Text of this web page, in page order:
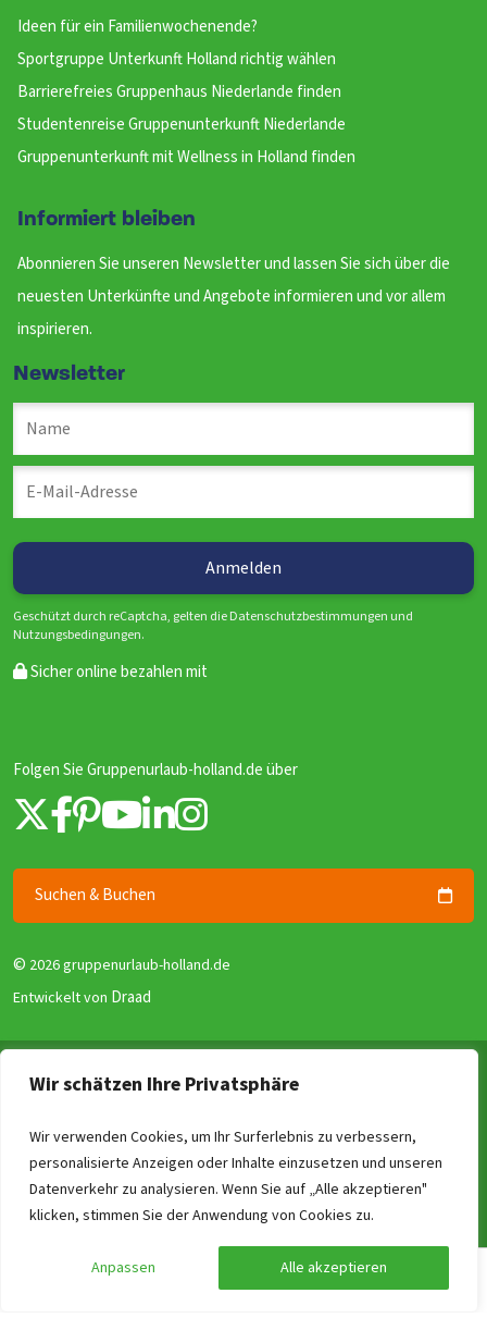
Wir schätzen Ihre Privatsphäre
Wir verwenden Cookies, um Ihr Surferlebnis zu verbessern,
personalisierte Anzeigen oder Inhalte einzusetzen und unseren
Datenverkehr zu analysieren. Wenn Sie auf „Alle akzeptieren"
klicken, stimmen Sie der Anwendung von Cookies zu.
Anpassen Alle akzeptieren
Preis berechnen
Ideen für ein Familienwochenende?
Sportgruppe Unterkunft Holland richtig wählen
Barrierefreies Gruppenhaus Niederlande finden
Studentenreise Gruppenunterkunft Niederlande
Gruppenunterkunft mit Wellness in Holland finden
Informiert bleiben
Abonnieren Sie unseren Newsletter und lassen Sie sich über die
neuesten Unterkünfte und Angebote informieren und vor allem
inspirieren.
Newsletter
Geschützt durch reCaptcha, gelten die Datenschutzbestimmungen und
Nutzungsbedingungen.
Sicher online bezahlen mit
Folgen Sie Gruppenurlaub-holland.de über
Suchen & Buchen
© 2026 gruppenurlaub-holland.de
Entwickelt von Draad
Garantie für Gruppenunterkünfte (GGG)
Disclaimer
Reviewrichtlinien
Löschen Vergleichen